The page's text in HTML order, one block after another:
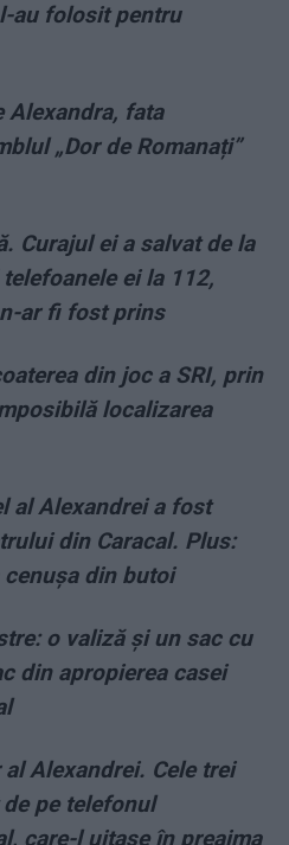
au folosit pentru
Alexandra, fata
„Dor de Romanați”
Curajul ei a salvat de la
ei la 112,
ar fi fost prins
din joc a SRI, prin
localizarea
al Alexandrei a fost
din Caracal. Plus:
din butoi
o valiză și un sac cu
din apropierea casei
Alexandrei. Cele trei
pe telefonul
care-l uitase în preajma